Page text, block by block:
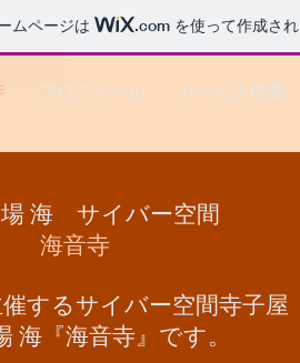
ムページは .com を使って作成さ
プロフィール サービス概要
海 サイバー空間
海音寺
するサイバー空間寺子屋
海『海音寺』です。